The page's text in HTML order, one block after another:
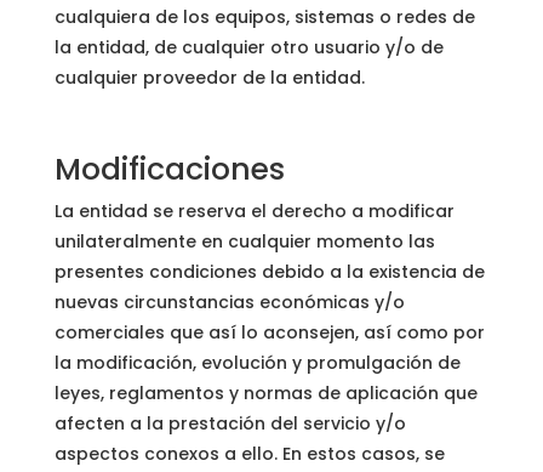
cualquiera de los equipos, sistemas o redes de
la entidad, de cualquier otro usuario y/o de
cualquier proveedor de la entidad.
Modificaciones
La entidad se reserva el derecho a modificar
unilateralmente en cualquier momento las
presentes condiciones debido a la existencia de
nuevas circunstancias económicas y/o
comerciales que así lo aconsejen, así como por
la modificación, evolución y promulgación de
leyes, reglamentos y normas de aplicación que
afecten a la prestación del servicio y/o
aspectos conexos a ello. En estos casos, se